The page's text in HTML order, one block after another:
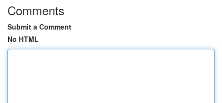
Comments
Submit a Comment
No HTML